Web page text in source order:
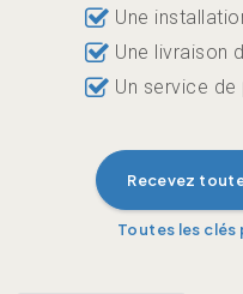
Une
Une livraison
Un service de
Recevez